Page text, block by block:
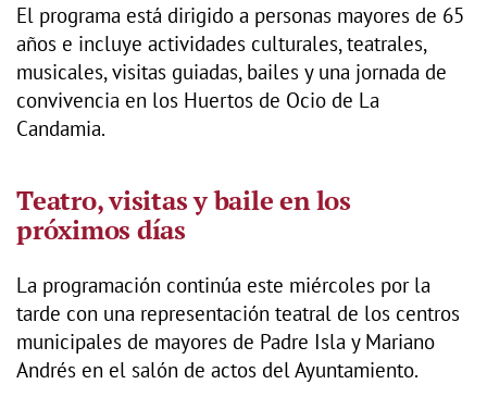
El programa está dirigido a personas mayores de 65
años e incluye actividades culturales, teatrales,
musicales, visitas guiadas, bailes y una jornada de
convivencia en los Huertos de Ocio de La
Candamia.
Teatro, visitas y baile en los
próximos días
La programación continúa este miércoles por la
tarde con una representación teatral de los centros
municipales de mayores de Padre Isla y Mariano
Andrés en el salón de actos del Ayuntamiento.